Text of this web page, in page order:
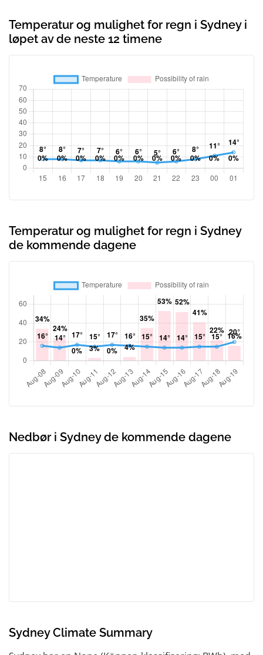
Temperatur og mulighet for regn i Sydney i
løpet av de neste 12 timene
Temperatur og mulighet for regn i Sydney
de kommende dagene
Nedbør i Sydney de kommende dagene
Sydney Climate Summary